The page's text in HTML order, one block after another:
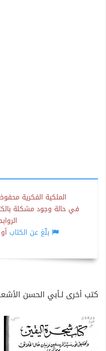
الملكية الفكرية
في حالة وجود مشكلة
بلّغ عن الكتاب
كتب أخرى لـأبي الحسن